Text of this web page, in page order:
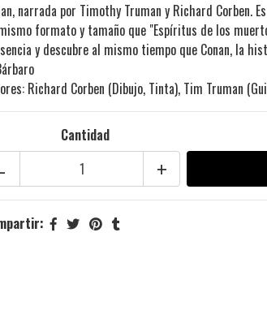
narrada por Timothy Truman y Richard Corben.
formato y tamaño que "Espíritus de los
y descubre al mismo tiempo que Conan, la
Richard Corben (Dibujo, Tinta), Tim Truman
Cantidad
+
-